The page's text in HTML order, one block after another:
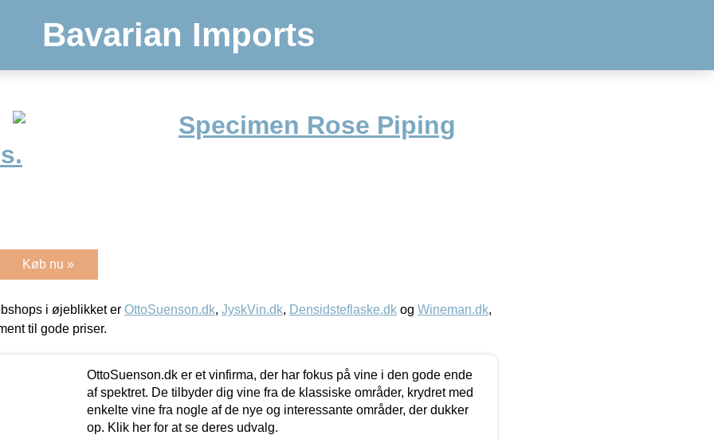
Bavarian Imports
Specimen Rose Piping
Køb nu »
i øjeblikket er OttoSuenson.dk, JyskVin.dk, Densidsteflaske.dk og Wineman.dk,
til gode priser.
OttoSuenson.dk er et vinfirma, der har fokus på vine i den gode ende
af spektret. De tilbyder dig vine fra de klassiske områder, krydret med
enkelte vine fra nogle af de nye og interessante områder, der dukker
op. Klik her for at se deres udvalg.